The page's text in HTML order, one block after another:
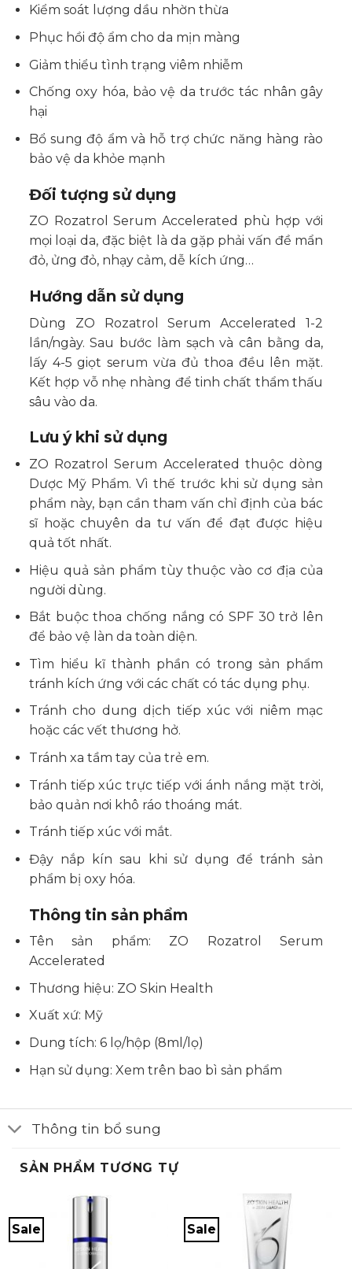
Kiểm soát lượng dầu nhờn thừa
Phục hồi độ ẩm cho da mịn màng
Giảm thiểu tình trạng viêm nhiễm
Chống oxy hóa, bảo vệ da trước tác nhân gây
hại
Bổ sung độ ẩm và hỗ trợ chức năng hàng rào
bảo vệ da khỏe mạnh
Đối tượng sử dụng
ZO Rozatrol Serum Accelerated phù hợp với
mọi loại da, đặc biệt là da gặp phải vấn đề mẩn
đỏ, ửng đỏ, nhạy cảm, dễ kích ứng…
Hướng dẫn sử dụng
Dùng ZO Rozatrol Serum Accelerated 1-2
lần/ngày. Sau bước làm sạch và cân bằng da,
lấy 4-5 giọt serum vừa đủ thoa đều lên mặt.
Kết hợp vỗ nhẹ nhàng để tinh chất thẩm thấu
sâu vào da.
Lưu ý khi sử dụng
ZO Rozatrol Serum Accelerated thuộc dòng
Dược Mỹ Phẩm. Vì thế trước khi sử dụng sản
phẩm này, bạn cần tham vấn chỉ định của bác
sĩ hoặc chuyên da tư vấn để đạt được hiệu
quả tốt nhất.
Hiệu quả sản phẩm tùy thuộc vào cơ địa của
người dùng.
Bắt buộc thoa chống nắng có SPF 30 trở lên
để bảo vệ làn da toàn diện.
Tìm hiểu kĩ thành phần có trong sản phẩm
tránh kích ứng với các chất có tác dụng phụ.
Tránh cho dung dịch tiếp xúc với niêm mạc
hoặc các vết thương hở.
Tránh xa tầm tay của trẻ em.
Tránh tiếp xúc trực tiếp với ánh nắng mặt trời,
bảo quản nơi khô ráo thoáng mát.
Tránh tiếp xúc với mắt.
Đậy nắp kín sau khi sử dụng để tránh sản
phẩm bị oxy hóa.
Thông tin sản phẩm
Tên sản phẩm: ZO Rozatrol Serum
Accelerated
Thương hiệu: ZO Skin Health
Xuất xứ: Mỹ
Dung tích: 6 lọ/hộp (8ml/lọ)
Hạn sử dụng: Xem trên bao bì sản phẩm
Thông tin bổ sung
SẢN PHẨM TƯƠNG TỰ
Sale Sale